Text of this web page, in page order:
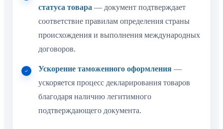
статуса товара — документ подтверждает
соответствие правилам определения страны
происхождения и выполнения международных
договоров.
Ускорение таможенного оформления —
ускоряется процесс декларирования товаров
благодаря наличию легитимного
подтверждающего документа.